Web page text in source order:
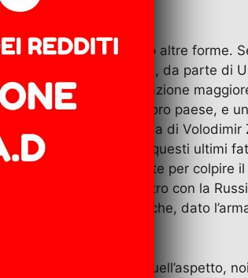
della guerra sotto altre forme.
l’aggressione all’Iran, da parte di
in noi la preoccupazione
che fuggono del loro paese, e
l’ennesima questua di Volodimir
droni. In seguito a questi ultimi
che verranno utilizzate per colpire
portando allo scontro con la
E, infine, una guerra che, dato
critiche su questo o quell’aspetto,